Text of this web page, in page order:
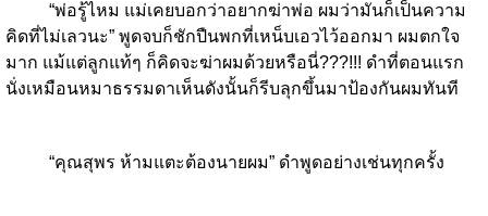
“พ่อรู้ไหม แม่เคยบอกว่าอยากฆ่าพ่อ ผมว่ามันก็เป็นความ
คิดที่ไม่เลวนะ” พูดจบก็ชักปืนพกที่เหน็บเอวไว้ออกมา ผมตกใจ
มาก แม้แต่ลูกแท้ๆ ก็คิดจะฆ่าผมด้วยหรือนี่???!!! ดำที่ตอนแรก
นั่งเหมือนหมาธรรมดาเห็นดังนั้นก็รีบลุกขึ้นมาป้องกันผมทันที
“คุณสุพร ห้ามแตะต้องนายผม” ดำพูดอย่างเช่นทุกครั้ง